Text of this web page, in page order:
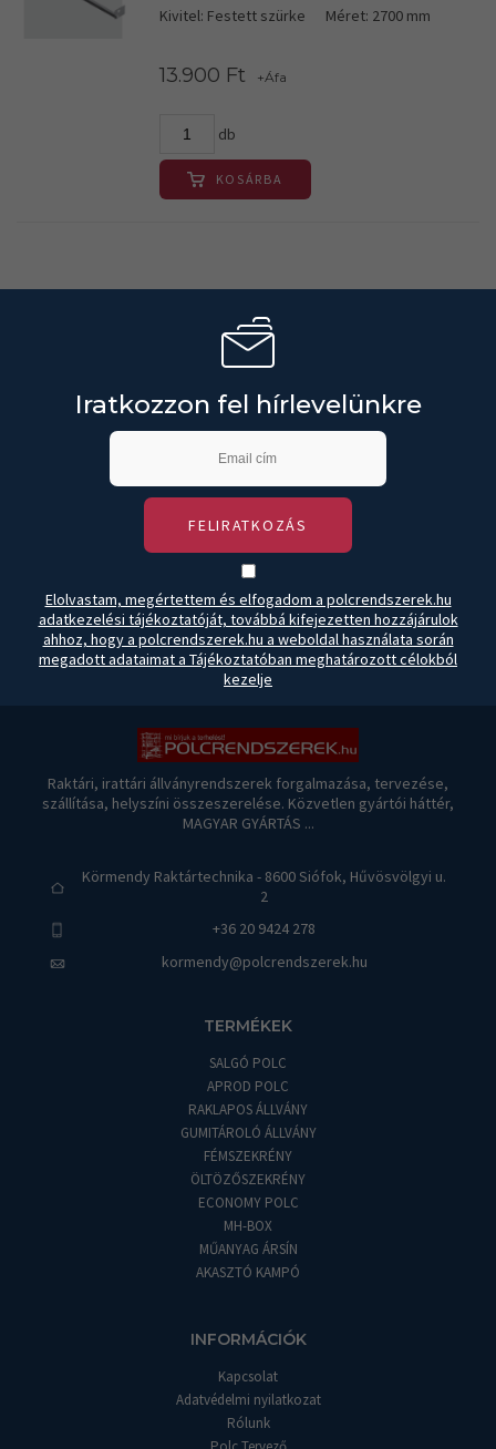
Kivitel: Festett szürke
Méret: 2700 mm
13.900 Ft +Áfa
db
KOSÁRBA
Iratkozzon fel hírlevelünkre
FELIRATKOZÁS
Elolvastam, megértettem és elfogadom a polcrendszerek.hu
adatkezelési tájékoztatóját, továbbá kifejezetten hozzájárulok
ahhoz, hogy a polcrendszerek.hu a weboldal használata során
megadott adataimat a Tájékoztatóban meghatározott célokból
kezelje
Raktári, irattári állványrendszerek forgalmazása, tervezése,
szállítása, helyszíni összeszerelése. Közvetlen gyártói háttér,
MAGYAR GYÁRTÁS ...
Körmendy Raktártechnika - 8600 Siófok, Hűvösvölgyi u.
2
+36 20 9424 278
kormendy@polcrendszerek.hu
TERMÉKEK
SALGÓ POLC
APROD POLC
RAKLAPOS ÁLLVÁNY
GUMITÁROLÓ ÁLLVÁNY
FÉMSZEKRÉNY
ÖLTÖZŐSZEKRÉNY
ECONOMY POLC
MH-BOX
MŰANYAG ÁRSÍN
AKASZTÓ KAMPÓ
INFORMÁCIÓK
Kapcsolat
Adatvédelmi nyilatkozat
Rólunk